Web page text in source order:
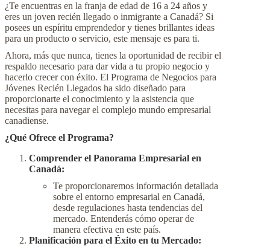
¿Te encuentras en la franja de edad de 16 a 24 años y
eres un joven recién llegado o inmigrante a Canadá? Si
posees un espíritu emprendedor y tienes brillantes ideas
para un producto o servicio, este mensaje es para ti.
Ahora, más que nunca, tienes la oportunidad de recibir el
respaldo necesario para dar vida a tu propio negocio y
hacerlo crecer con éxito. El Programa de Negocios para
Jóvenes Recién Llegados ha sido diseñado para
proporcionarte el conocimiento y la asistencia que
necesitas para navegar el complejo mundo empresarial
canadiense.
¿Qué Ofrece el Programa?
Comprender el Panorama Empresarial en
Canadá:
Te proporcionaremos información detallada
sobre el entorno empresarial en Canadá,
desde regulaciones hasta tendencias del
mercado. Entenderás cómo operar de
manera efectiva en este país.
Planificación para el Éxito en tu Mercado: